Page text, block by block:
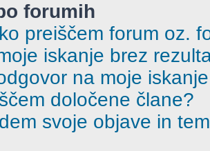
forumih
preiščem forum oz.
iskanje brez
na moje
določene člane?
svoje objave in